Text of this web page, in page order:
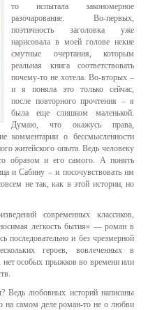
то испытала закономерное
разочарование. Во-первых,
поэтичность заголовка уже
нарисовала в моей голове некие
смутные очертания, которым
реальная книга соответствовать
почему-то не хотела. Во-вторых –
и я поняла это только сейчас,
после повторного прочтения – я
была еще слишком маленькой.
Думаю, что окажусь права,
комментарии о бессмысленности
житейского опыта. Ведь человеку
образом и его самого. А понять
и Сабину – и посочувствовать им
не так, как в этой истории, но
современных классиков,
легкость бытия» — роман в
последовательно и без чрезмерной
героев, вовлеченных в
особых прыжков во времени или
Ведь любовных историй написаны
самом деле роман-то не о любви